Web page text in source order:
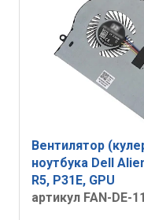
Вентилятор
ноутбука Dell
R5, P31E, GPU
артикул FAN-DE-